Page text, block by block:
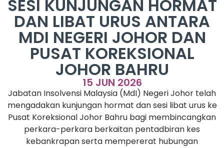
SESI KUNJUNGAN HORMAT
DAN LIBAT URUS ANTARA
MDI NEGERI JOHOR DAN
PUSAT KOREKSIONAL
JOHOR BAHRU
15 JUN 2026
Jabatan Insolvensi Malaysia (MdI) Negeri Johor telah
mengadakan kunjungan hormat dan sesi libat urus ke
Pusat Koreksional Johor Bahru bagi membincangkan
perkara-perkara berkaitan pentadbiran kes
kebankrapan serta mempererat hubungan